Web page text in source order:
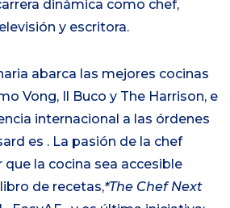
dinámica como chef,
y escritora.
abarca las mejores cocinas
Vong, Il Buco y The Harrison, e
internacional a las órdenes
es . La pasión de la chef
la cocina sea accesible
de recetas,*The Chef Next